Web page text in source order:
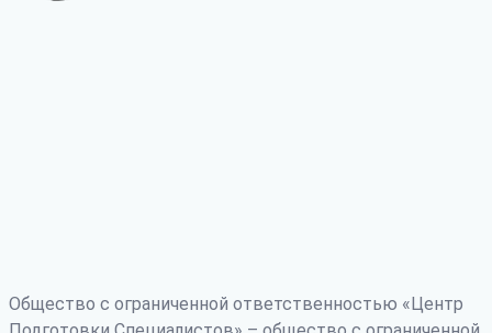
Общество с ограниченной ответственностью «Центр